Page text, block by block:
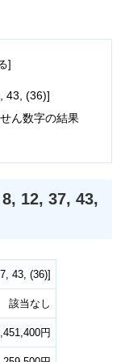
43, (36)]
ん数字の結果
12, 37, 43,
, 43, (36)]
該当なし
円